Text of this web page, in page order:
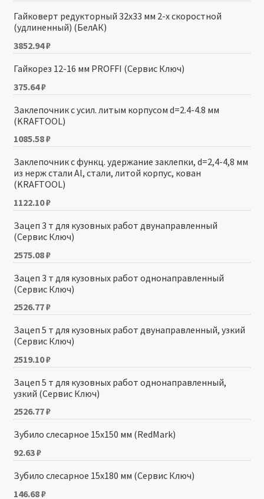
Гайковерт редукторный 32х33 мм 2-х скоростной
(удлиненный) (БелАК)
3852.94₽
Гайкорез 12-16 мм PROFFI (Сервис Ключ)
375.64₽
Заклепочник с усил. литым корпусом d=2.4-4.8 мм
(KRAFTOOL)
1085.58₽
Заклепочник с функц. удержание заклепки, d=2,4-4,8 мм
из нерж стали Al, стали, литой корпус, кован
(KRAFTOOL)
1122.10₽
Зацеп 3 т для кузовных работ двунаправленный
(Сервис Ключ)
2575.08₽
Зацеп 3 т для кузовных работ однонаправленный
(Сервис Ключ)
2526.77₽
Зацеп 5 т для кузовных работ двунаправленный, узкий
(Сервис Ключ)
2519.10₽
Зацеп 5 т для кузовных работ однонаправленный,
узкий (Сервис Ключ)
2526.77₽
Зубило слесарное 15х150 мм (RedMark)
92.63₽
Зубило слесарное 15х180 мм (Сервис Ключ)
146.68₽